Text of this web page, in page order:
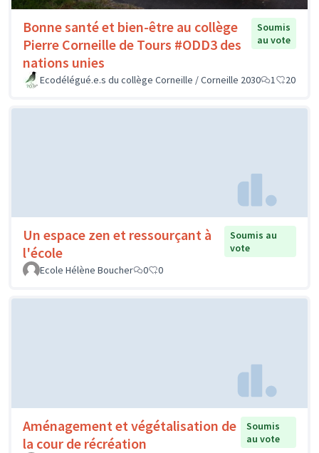
Bonne santé et bien-être au collège
Pierre Corneille de Tours #ODD3 des
nations unies
Soumis
au vote
Ecodélégué.e.s du collège Corneille / Corneille 2030 1 20
Un espace zen et ressourçant à
l'école
Soumis au
vote
Ecole Hélène Boucher
0 0
Aménagement et végétalisation de
la cour de récréation
Soumis
au vote